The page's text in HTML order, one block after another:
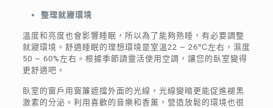
整理就寢環境
溫度和亮度也會影響睡眠，所以為了能夠熟睡，有必要調整
就寢環境。舒適睡眠的理想環境是室溫22 ~ 26℃左右，濕度
50 ~ 60%左右。根據季節請靈活使用空調，讓您的臥室變得
更舒適吧。
臥室的窗戶用窗簾遮擋外面的光線，光線變暗更能促進褪黑
激素的分泌。利用喜歡的音樂和香薰，營造放鬆的環境也很